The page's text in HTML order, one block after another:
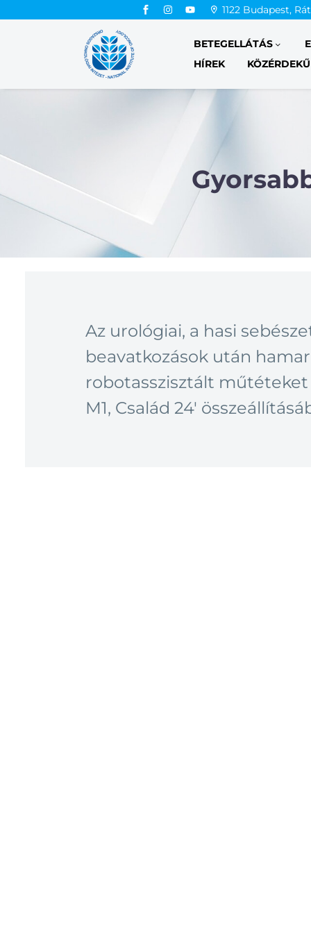
1122 Budapest,
BETEGELLÁTÁS
HÍREK
Az urológiai, a hasi
beavatkozások után
robotasszisztált műtéteket
M1, Család 24′